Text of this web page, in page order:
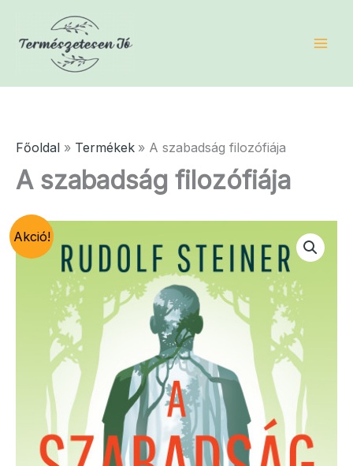
content
Főoldal Termékek A szabadság filozófiája
A szabadság filozófiája
Akció!